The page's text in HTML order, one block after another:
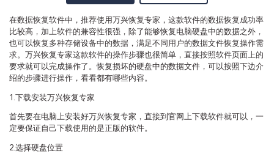
在数据恢复软件中，推荐使用万兴恢复专家，这款软件的数据恢复成功率
比较高，加上软件的兼容性很强，除了能够恢复电脑硬盘中的数据之外，
也可以恢复多种存储设备中的数据，满足不同用户的数据文件恢复操作需
求。万兴恢复专家这款软件的操作步骤也很简单，直接按照软件页面上的
要求就可以完成操作了。恢复损坏的硬盘中的数据文件，可以按照下边介
绍的步骤进行操作，看看都有哪些内容。
1.下载安装万兴恢复专家
首先要在电脑上安装好万兴恢复专家，直接到官网上下载软件就可以，一
定要保证自己下载使用的是正版的软件。
2.选择硬盘位置